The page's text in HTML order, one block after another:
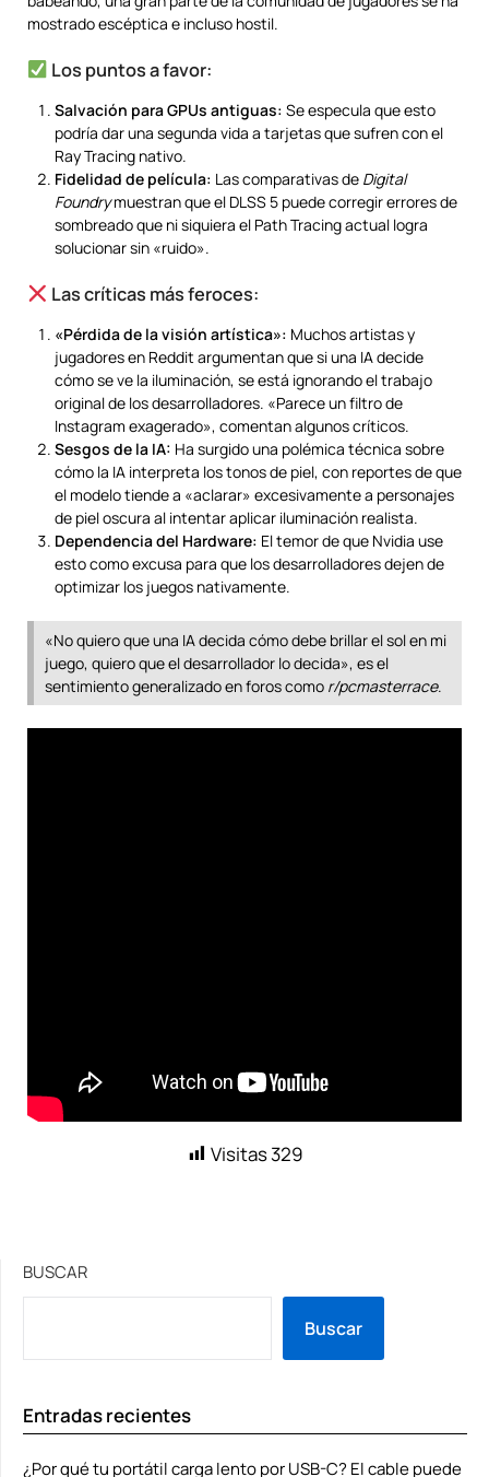
mostrado escéptica e incluso hostil.
Los puntos a favor:
Salvación para GPUs antiguas: Se especula que esto
podría dar una segunda vida a tarjetas que sufren con el
Ray Tracing nativo.
Fidelidad de película: Las comparativas de Digital
Foundrymuestran que el DLSS 5 puede corregir errores de
sombreado que ni siquiera el Path Tracing actual logra
solucionar sin «ruido».
Las críticas más feroces:
«Pérdida de la visión artística»: Muchos artistas y
jugadores en Reddit argumentan que si una IA decide
cómo se ve la iluminación, se está ignorando el trabajo
original de los desarrolladores. «Parece un filtro de
Instagram exagerado», comentan algunos críticos.
Sesgos de la IA: Ha surgido una polémica técnica sobre
cómo la IA interpreta los tonos de piel, con reportes de que
el modelo tiende a «aclarar» excesivamente a personajes
de piel oscura al intentar aplicar iluminación realista.
Dependencia del Hardware: El temor de que Nvidia use
esto como excusa para que los desarrolladores dejen de
optimizar los juegos nativamente.
«No quiero que una IA decida cómo debe brillar el sol en mi
juego, quiero que el desarrollador lo decida», es el
sentimiento generalizado en foros como r/pcmasterrace.
Visitas329
BUSCAR
Buscar
Entradas recientes
¿Por qué tu portátil carga lento por USB-C? El cable puede